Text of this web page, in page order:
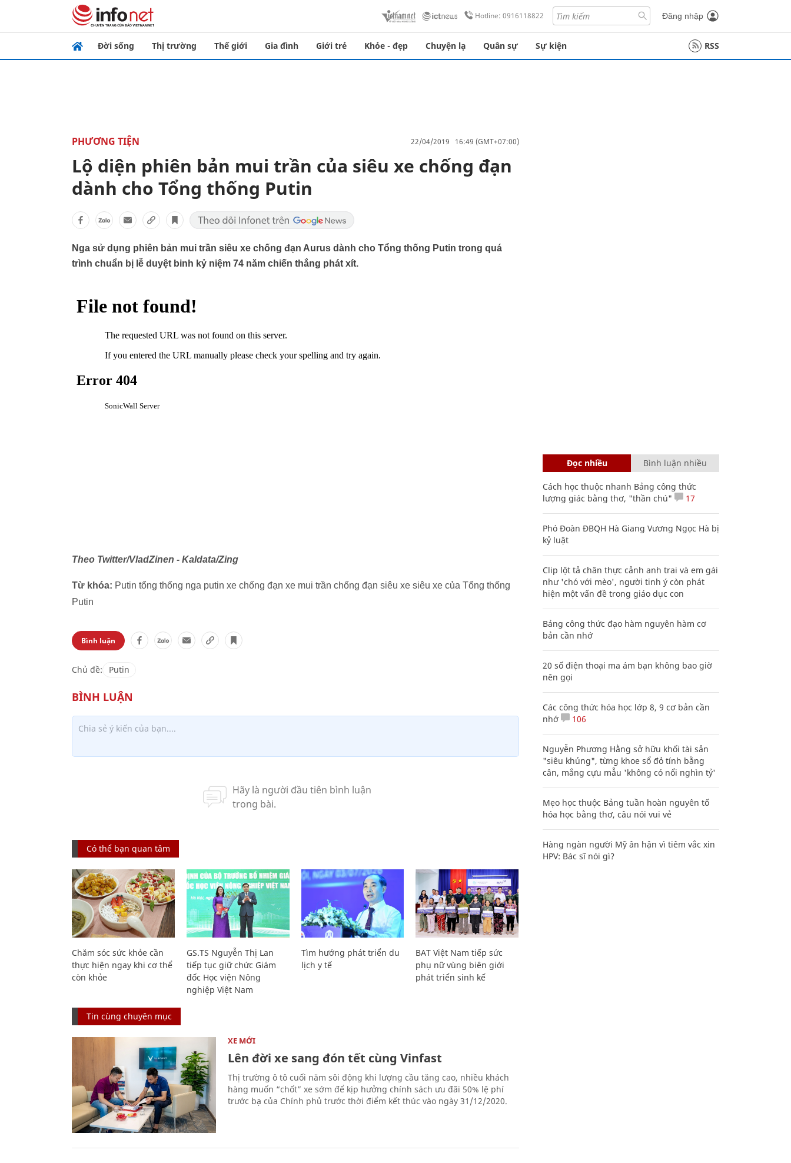
Hotline: 0916118822 Đăng nhập
Đời sống Thị trường Thế giới Gia đình Giới trẻ Khỏe - đẹp Chuyện lạ Quân sự Sự kiện RSS
PHƯƠNG TIỆN 22/04/2019 16:49 (GMT+07:00)
Lộ diện phiên bản mui trần của siêu xe chống đạn
dành cho Tổng thống Putin
Nga sử dụng phiên bản mui trần siêu xe chống đạn Aurus dành cho Tổng thống Putin trong quá
trình chuẩn bị lễ duyệt binh kỷ niệm 74 năm chiến thắng phát xít.
Theo Twitter/VladZinen - Kaldata/Zing
Từ khóa: Putin tổng thống nga putin xe chống đạn xe mui trần chống đạn siêu xe siêu xe của Tổng thống
Putin
Bình luận
Chủ đề: Putin
Có thể bạn quan tâm
Chăm sóc sức khỏe cần
thực hiện ngay khi cơ thể
còn khỏe
GS.TS Nguyễn Thị Lan
tiếp tục giữ chức Giám
đốc Học viện Nông
nghiệp Việt Nam
Tìm hướng phát triển du
lịch y tế
BAT Việt Nam tiếp sức
phụ nữ vùng biên giới
phát triển sinh kế
Tin cùng chuyên mục
XE MỚI
Lên đời xe sang đón tết cùng Vinfast
Thị trường ô tô cuối năm sôi động khi lượng cầu tăng cao, nhiều khách
hàng muốn “chốt” xe sớm để kịp hưởng chính sách ưu đãi 50% lệ phí
trước bạ của Chính phủ trước thời điểm kết thúc vào ngày 31/12/2020.
Đọc nhiều Bình luận nhiều
Cách học thuộc nhanh Bảng công thức
lượng giác bằng thơ, "thần chú"
17
Phó Đoàn ĐBQH Hà Giang Vương Ngọc Hà bị
kỷ luật
Clip lột tả chân thực cảnh anh trai và em gái
như 'chó với mèo', người tinh ý còn phát
hiện một vấn đề trong giáo dục con
Bảng công thức đạo hàm nguyên hàm cơ
bản cần nhớ
20 số điện thoại ma ám bạn không bao giờ
nên gọi
Các công thức hóa học lớp 8, 9 cơ bản cần
nhớ
106
Nguyễn Phương Hằng sở hữu khối tài sản
"siêu khủng", từng khoe sổ đỏ tính bằng
cân, mắng cựu mẫu 'không có nổi nghìn tỷ'
Mẹo học thuộc Bảng tuần hoàn nguyên tố
hóa học bằng thơ, câu nói vui vẻ
Hàng ngàn người Mỹ ân hận vì tiêm vắc xin
HPV: Bác sĩ nói gì?